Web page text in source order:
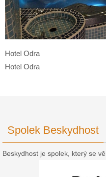
Hotel Odra
Hotel Odra
Spolek Beskydhost
Beskydhost je spolek, který se